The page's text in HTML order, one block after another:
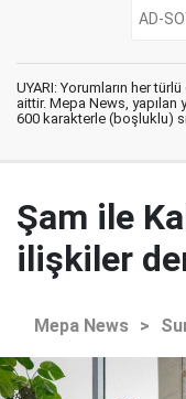
UYARI: Yorumların her
aittir. Mepa News,
600 karakterle (boşluklu)
Şam ile
ilişkiler
Mepa News >